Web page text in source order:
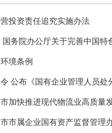
投资责任追究实施办法
国务院办公厅关于完善中国特
境条例
公布《国有企业管理人员处
加快推进现代物流业高质量
市属企业国有资产监督管理